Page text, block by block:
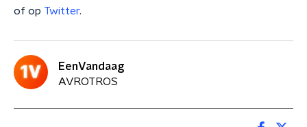
of op Twitter.
EenVandaag
AVROTROS